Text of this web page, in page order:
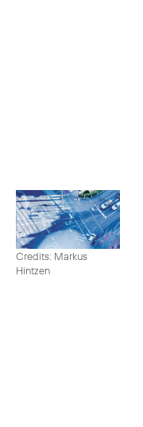
Credits: Markus
Hintzen